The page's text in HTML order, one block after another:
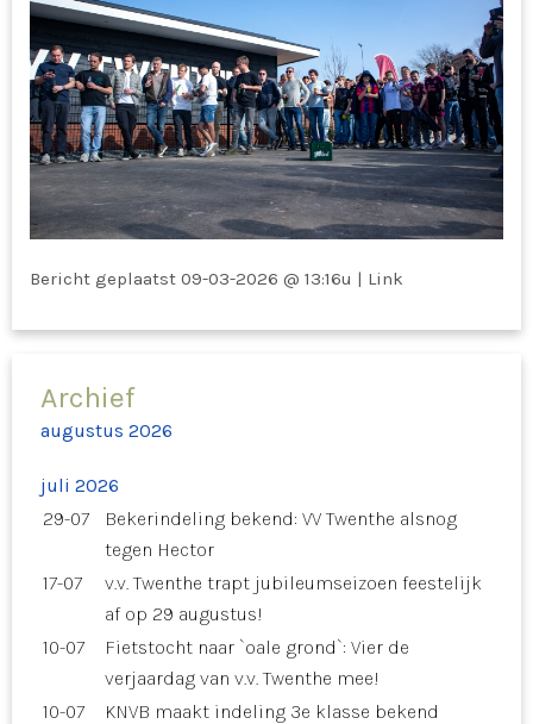
Bericht geplaatst 09-03-2026 @ 13:16u | Link
Archief
augustus 2026
juli 2026
29-07
Bekerindeling bekend: VV Twenthe alsnog
tegen Hector
17-07
v.v. Twenthe trapt jubileumseizoen feestelijk
af op 29 augustus!
10-07
Fietstocht naar `oale grond`: Vier de
verjaardag van v.v. Twenthe mee!
10-07
KNVB maakt indeling 3e klasse bekend